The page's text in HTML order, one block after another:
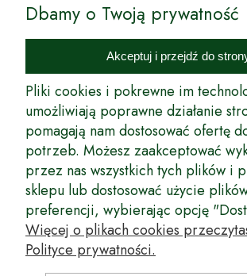
Internetowy Sklep Ogrodniczy Podkarpackie
podkarpackich szkółkarzy, której zamierzeniem
rynek wysokiej jakości drzewek owocowych,
innych produktów pozwalających na uprawianie
i dużych sadów oraz ogrodów.
Wspólnie stworzyliśmy dla Państwa kompleksową
produkty, dary ziemi ze szkółek drzewek
których tradycje sięgają roku 1953. Drzewka
z najwyższą starannością przez trzecie pokolenie
Długoletnie Doświadczenie sprawiło, że wszystkie
duża odporność na zmienne warunki
oraz niezwykły urodzaj. W ofercie naszego
ogrodniczego: drzewka owocowe, krzewy
ozdobne, odmiany jabłoni, sadzonki drzew
Dbamy o Twoją prywatność
Akceptuj i przejdź do
Pliki cookies i pokrewne im
umożliwiają poprawne działanie
pomagają nam dostosować ofertę
potrzeb. Możesz zaakceptować
przez nas wszystkich tych plików i
sklepu lub dostosować użycie
preferencji, wybierając opcję
Więcej o plikach cookies
Polityce prywatności.